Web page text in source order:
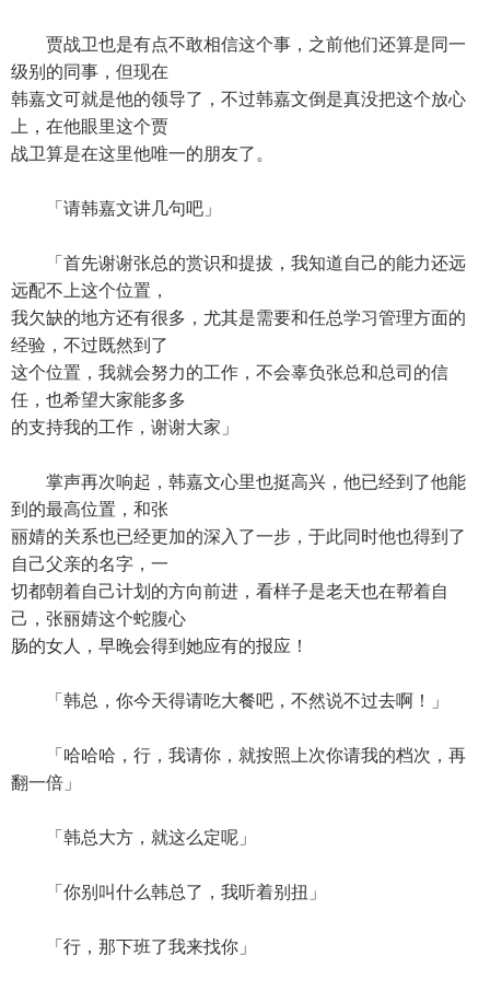
贾战卫也是有点不敢相信这个事，之前他们还算是同一
级别的同事，但现在
韩嘉文可就是他的领导了，不过韩嘉文倒是真没把这个放心
上，在他眼里这个贾
战卫算是在这里他唯一的朋友了。
「请韩嘉文讲几句吧」
「首先谢谢张总的赏识和提拔，我知道自己的能力还远
远配不上这个位置，
我欠缺的地方还有很多，尤其是需要和任总学习管理方面的
经验，不过既然到了
这个位置，我就会努力的工作，不会辜负张总和总司的信
任，也希望大家能多多
的支持我的工作，谢谢大家」
掌声再次响起，韩嘉文心里也挺高兴，他已经到了他能
到的最高位置，和张
丽婧的关系也已经更加的深入了一步，于此同时他也得到了
自己父亲的名字，一
切都朝着自己计划的方向前进，看样子是老天也在帮着自
己，张丽婧这个蛇腹心
肠的女人，早晚会得到她应有的报应！
「韩总，你今天得请吃大餐吧，不然说不过去啊！」
「哈哈哈，行，我请你，就按照上次你请我的档次，再
翻一倍」
「韩总大方，就这么定呢」
「你别叫什么韩总了，我听着别扭」
「行，那下班了我来找你」